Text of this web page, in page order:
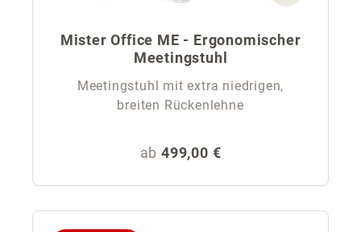
Mister Office ME - Ergonomischer
Meetingstuhl
Meetingstuhl mit extra niedrigen,
breiten Rückenlehne
Regulärer Preis:
ab 499,00 €